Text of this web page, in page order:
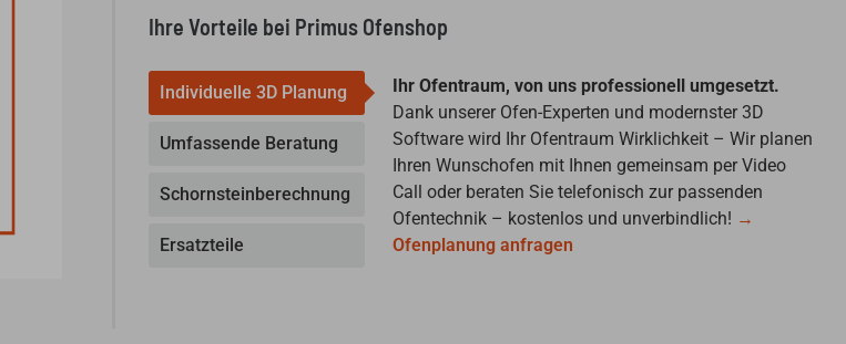
Ihre Vorteile bei Primus Ofenshop
Individuelle 3D Planung
Umfassende Beratung
Schornsteinberechnung
Ersatzteile
Ihr Ofentraum, von uns professionell umgesetzt.
Dank unserer Ofen-Experten und modernster 3D
Software wird Ihr Ofentraum Wirklichkeit – Wir planen
Ihren Wunschofen mit Ihnen gemeinsam per Video
Call oder beraten Sie telefonisch zur passenden
Ofentechnik – kostenlos und unverbindlich! →
Ofenplanung anfragen